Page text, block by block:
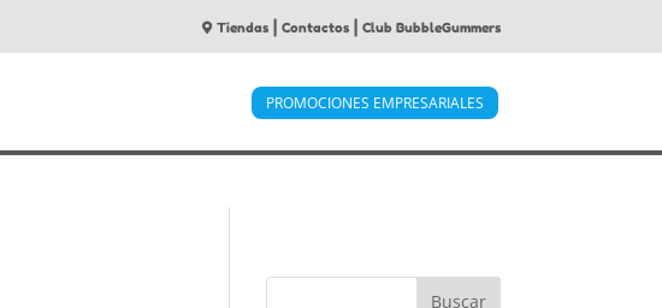
Tiendas| Contactos| Club BubbleGummers
PROMOCIONES EMPRESARIALES